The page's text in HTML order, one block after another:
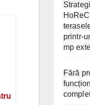
printr-
mp
Fără